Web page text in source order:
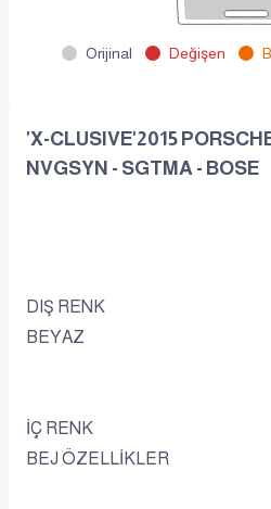
Orijinal Değişen
'X-CLUSIVE'2015
NVGSYN - SGTMA - BOSE
DIŞ RENK
BEYAZ
İÇ RENK
BEJ ÖZELLİKLER